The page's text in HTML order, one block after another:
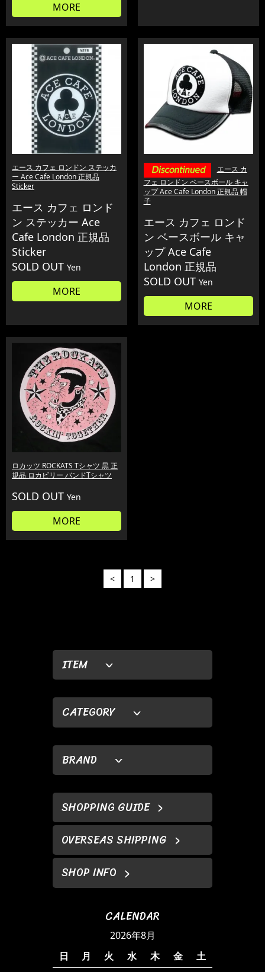
ITEM
CATEGORY
BRAND
SHOPPING GUIDE
OVERSEAS SHIPPING
SHOP INFO
CALENDAR
2026年8月
日
月 火 水 木 金 土
MORE
エース カフェ ロンドン ステッカ
ー Ace Cafe London 正規品
Sticker
エース カフェ ロンド
ン ステッカー Ace
Cafe London 正規品
Sticker
SOLD OUT Yen
MORE
エース カ
フェ ロンドン ベースボール キャ
ップ Ace Cafe London 正規品 帽
子
エース カフェ ロンド
ン ベースボール キャ
ップ Ace Cafe
London 正規品
SOLD OUT Yen
MORE
ロカッツ ROCKATS Tシャツ 黒 正
規品 ロカビリー バンドTシャツ
SOLD OUT Yen
MORE
< 1 >